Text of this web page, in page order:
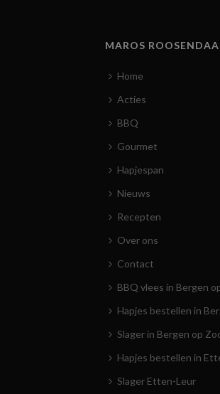
MAROS
Home
Acties
BBQ
Gourmet
Hapjespan
Nieuws
Recepten
Over ons
Contact
BBQ vlees in Bergen
Hapjes bestellen in
Slager in Bergen op
Hapjes bestellen in
Slager Etten-Leur